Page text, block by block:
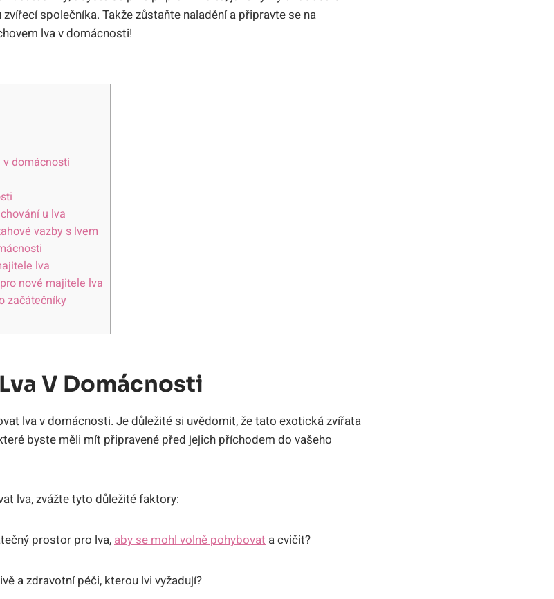
společníka. Takže zůstaňte naladění a připravte se na
lva v domácnosti!
domácnosti
u lva
vazby s lvem
lva
nové majitele lva
začátečníky
V Domácnosti
lva v domácnosti. Je důležité si uvědomit, že tato exotická zvířata
byste měli mít připravené před jejich příchodem do vašeho
lva, zvážte tyto důležité faktory:
prostor pro lva,aby se mohl volně pohybovat a cvičit?
a zdravotní péči, kterou lvi vyžadují?